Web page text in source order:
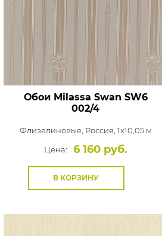
Обои Milassa Swan SW6
002/4
Флизелиновые, Россия, 1x10,05 м
Цена:
6 160 руб.
В КОРЗИНУ